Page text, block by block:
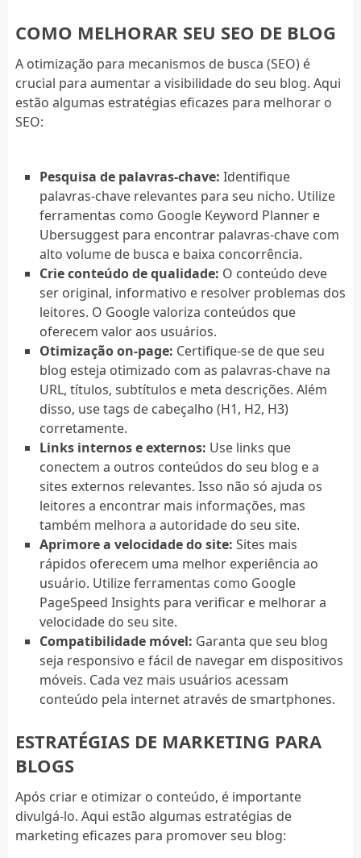
COMO MELHORAR SEU SEO DE BLOG
A otimização para mecanismos de busca (SEO) é
crucial para aumentar a visibilidade do seu blog. Aqui
estão algumas estratégias eficazes para melhorar o
SEO:
Pesquisa de palavras-chave: Identifique
palavras-chave relevantes para seu nicho. Utilize
ferramentas como Google Keyword Planner e
Ubersuggest para encontrar palavras-chave com
alto volume de busca e baixa concorrência.
Crie conteúdo de qualidade: O conteúdo deve
ser original, informativo e resolver problemas dos
leitores. O Google valoriza conteúdos que
oferecem valor aos usuários.
Otimização on-page: Certifique-se de que seu
blog esteja otimizado com as palavras-chave na
URL, títulos, subtítulos e meta descrições. Além
disso, use tags de cabeçalho (H1, H2, H3)
corretamente.
Links internos e externos: Use links que
conectem a outros conteúdos do seu blog e a
sites externos relevantes. Isso não só ajuda os
leitores a encontrar mais informações, mas
também melhora a autoridade do seu site.
Aprimore a velocidade do site: Sites mais
rápidos oferecem uma melhor experiência ao
usuário. Utilize ferramentas como Google
PageSpeed Insights para verificar e melhorar a
velocidade do seu site.
Compatibilidade móvel: Garanta que seu blog
seja responsivo e fácil de navegar em dispositivos
móveis. Cada vez mais usuários acessam
conteúdo pela internet através de smartphones.
ESTRATÉGIAS DE MARKETING PARA
BLOGS
Após criar e otimizar o conteúdo, é importante
divulgá-lo. Aqui estão algumas estratégias de
marketing eficazes para promover seu blog: